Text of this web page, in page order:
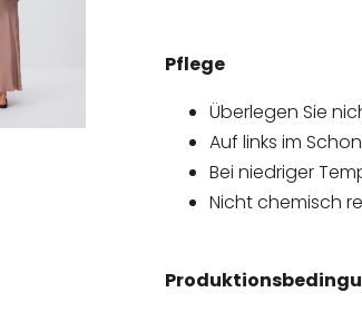
Pflege
Überlegen Sie
Auf links im
Bei niedriger
Nicht chemisch